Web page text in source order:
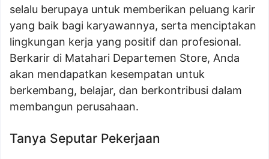
selalu berupaya untuk memberikan peluang karir
yang baik bagi karyawannya, serta menciptakan
lingkungan kerja yang positif dan profesional.
Berkarir di Matahari Departemen Store, Anda
akan mendapatkan kesempatan untuk
berkembang, belajar, dan berkontribusi dalam
membangun perusahaan.
Tanya Seputar Pekerjaan